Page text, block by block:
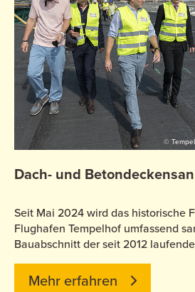
©
Dach- und
Seit Mai 2024 wird das historische
Flughafen Tempelhof umfassend
Bauabschnitt der seit 2012
Mehr erfahren